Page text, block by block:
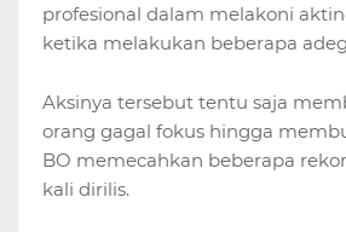
profesional dalam melakoni
ketika melakukan beberapa
Aksinya tersebut tentu saja
orang gagal fokus hingga
BO memecahkan beberapa
kali dirilis.